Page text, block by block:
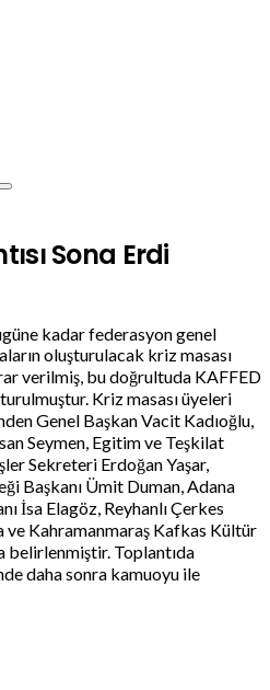
Sona Erdi
kadar federasyon genel
oluşturulacak kriz masası
verilmiş, bu doğrultuda KAFFED
Kriz masası üyeleri
Genel Başkan Vacit Kadıoğlu,
Seymen, Egitim ve Teşkilat
Sekreteri Erdoğan Yaşar,
Başkanı Ümit Duman, Adana
İsa Elagöz, Reyhanlı Çerkes
ve Kahramanmaraş Kafkas Kültür
belirlenmiştir. Toplantıda
daha sonra kamuoyu ile